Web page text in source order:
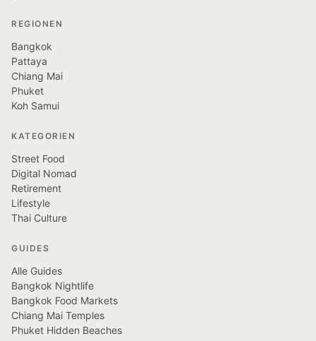
REGIONEN
Bangkok
Pattaya
Chiang Mai
Phuket
Koh Samui
KATEGORIEN
Street Food
Digital Nomad
Retirement
Lifestyle
Thai Culture
GUIDES
Alle Guides
Bangkok Nightlife
Bangkok Food Markets
Chiang Mai Temples
Phuket Hidden Beaches